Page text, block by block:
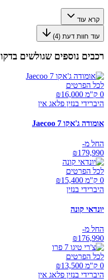
קרא עוד
עוד חוות דעת (4
)
רכבים נוספים שגולשים בדקו
לכל הפרטים
0 ק"מ ₪
16,000
היברידי בנזין פלאג אין
אומודה ג'אקו Jaecoo 7
החל מ-
₪179,990
לכל הפרטים
0 ק"מ ₪
15,400
היברידי בנזין
יונדאי קונה
החל מ-
₪176,990
לכל הפרטים
0 ק"מ ₪
13,500
היברידי בנזין פלאג אין